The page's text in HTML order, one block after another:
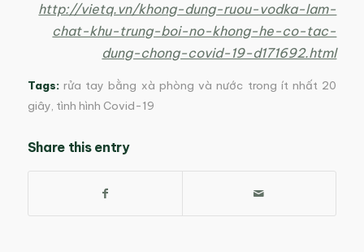
http://vietq.vn/khong-dung-ruou-vodka-lam-
chat-khu-trung-boi-no-khong-he-co-tac-
dung-chong-covid-19-d171692.html
Tags: rửa tay bằng xà phòng và nước trong ít nhất 20
giây, tình hình Covid-19
Share this entry